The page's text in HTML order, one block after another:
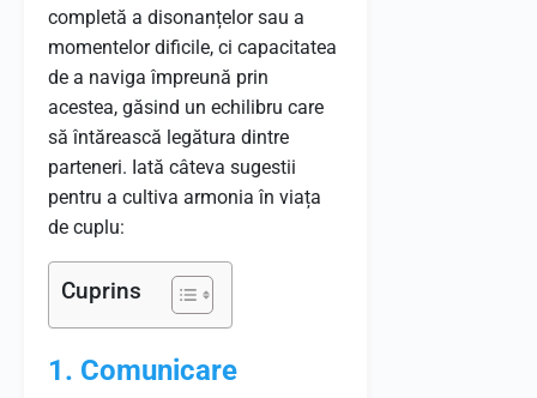
completă a disonanțelor sau a
momentelor dificile, ci capacitatea
de a naviga împreună prin
acestea, găsind un echilibru care
să întărească legătura dintre
parteneri. Iată câteva sugestii
pentru a cultiva armonia în viața
de cuplu:
Cuprins
1. Comunicare